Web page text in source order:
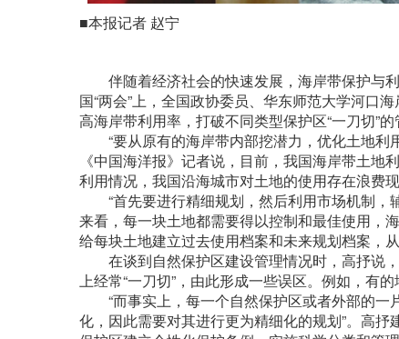
■本报记者 赵宁
伴随着经济社会的快速发展，海岸带保护与利
国“两会”上，全国政协委员、华东师范大学河口
高海岸带利用率，打破不同类型保护区“一刀切”的
“要从原有的海岸带内部挖潜力，优化土地利
《中国海洋报》记者说，目前，我国海岸带土
利用情况，我国沿海城市对土地的使用存在浪费
“首先要进行精细规划，然后利用市场机制，
来看，每一块土地都需要得以控制和最佳使用，
给每块土地建立过去使用档案和未来规划档案，
在谈到自然保护区建设管理情况时，高抒说，
上经常“一刀切”，由此形成一些误区。例如，有
“而事实上，每一个自然保护区或者外部的一
化，因此需要对其进行更为精细化的规划”。高